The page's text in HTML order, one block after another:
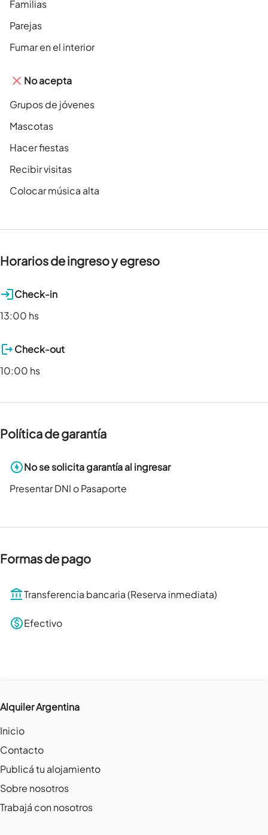
Familias
Parejas
Fumar en el interior
No acepta
Grupos de jóvenes
Mascotas
Hacer fiestas
Recibir visitas
Colocar música alta
Horarios de ingreso y egreso
Check-in
13:00 hs
Check-out
10:00 hs
Política de garantía
No se solicita garantía al ingresar
Presentar DNI o Pasaporte
Formas de pago
Transferencia bancaria (Reserva inmediata)
Efectivo
Alquiler Argentina
Inicio
Contacto
Publicá tu alojamiento
Sobre nosotros
Trabajá con nosotros